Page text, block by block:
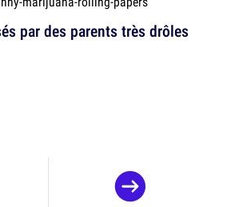
par des parents très drôles